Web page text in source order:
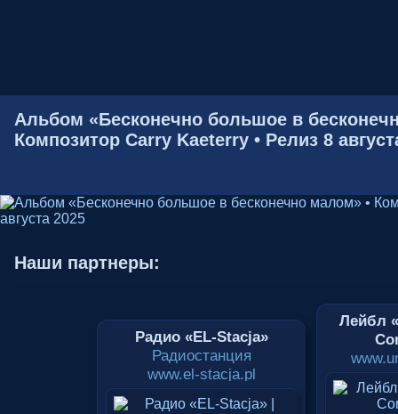
Альбом «Бесконечно большое в
Композитор Carry Kaeterry • Релиз 8
Наши партнеры:
Радио «EL-Stacja»
Радиостанция
www.el-stacja.pl
Лейбл